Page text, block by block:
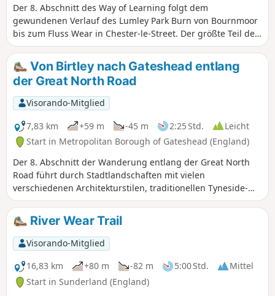
Der 8. Abschnitt des Way of Learning folgt dem
gewundenen Verlauf des Lumley Park Burn von Bournmoor
bis zum Fluss Wear in Chester-le-Street. Der größte Teil der
Wanderung führt durch Waldgebiet, den Lumley Park
Wood, umrundet Lumley Castle und endet an der Kirche St.
Mary and St. Cuthbert im Zentrum von Chester-le-Street.
Von Birtley nach Gateshead entlang
der Great North Road
Visorando-Mitglied
7,83 km
+59 m -45 m 2:25 Std.
Leicht
Start in Metropolitan Borough of Gateshead (England)
Der 8. Abschnitt der Wanderung entlang der Great North
Road führt durch Stadtlandschaften mit vielen
verschiedenen Architekturstilen, traditionellen Tyneside-
Wohnungen, modernen Neubauten, viktorianischen und
zwischenkriegszeitlichen Doppelhäusern sowie vielen
neuen und alten Gasthöfen, die von der Great North Road
zeugen. Die Wanderung führt auch am berühmten Angel of
the North und dem wunderschönen viktorianischen Saltwell
Park vorbei. Planen Sie also genügend Zeit für Abstecher
ein.
River Wear Trail
Visorando-Mitglied
16,83 km
+80 m -82 m 5:00 Std.
Mittel
Start in Sunderland (England)